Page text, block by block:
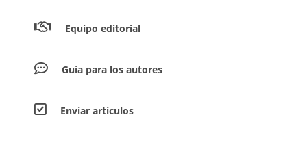
Equipo editorial
Guía para los autores
Envíar artículos